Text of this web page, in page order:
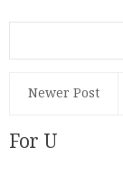
Newer Post
For U